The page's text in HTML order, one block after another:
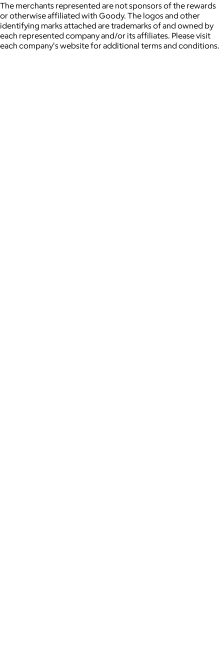
The merchants represented are not sponsors of the rewards
or otherwise affiliated with Goody. The logos and other
identifying marks attached are trademarks of and owned by
each represented company and/or its affiliates. Please visit
each company's website for additional terms and conditions.